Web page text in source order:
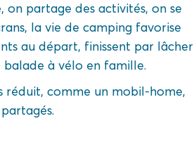
on partage des activités, on se
la vie de camping favorise
au départ, finissent par lâcher
à vélo en famille.
réduit, comme un mobil-home,